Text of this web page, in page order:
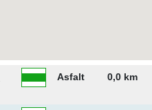
Asfalt 0,0 km